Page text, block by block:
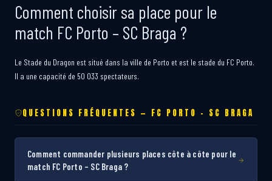
Comment choisir sa place pour le
match FC Porto – SC Braga ?
Le Stade du Dragon est situé dans la ville de Porto et est le stade du FC Porto.
Il a une capacité de 50 033 spectateurs.
QUESTIONS FRÉQUENTES — FC PORTO – SC BRAGA
Comment commander plusieurs places côte à côte pour le
match FC Porto – SC Braga ?